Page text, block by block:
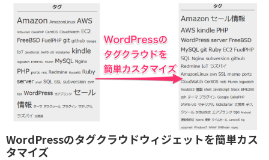
WordPressのタグクラウドウィジェットを簡単カス
タマイズ